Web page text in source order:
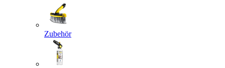
Zubehör